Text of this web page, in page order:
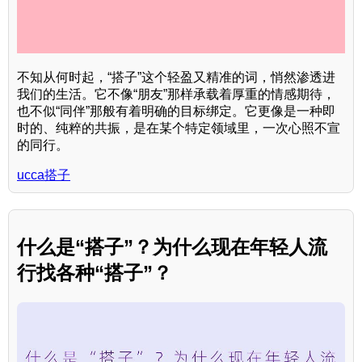
不知从何时起，“搭子”这个轻盈又精准的词，悄然渗透进
我们的生活。它不像“朋友”那样承载着厚重的情感期待，
也不似“同伴”那般有着明确的目标绑定。它更像是一种即
时的、纯粹的共振，是在某个特定领域里，一次心照不宣
的同行。
ucca搭子
什么是“搭子”？为什么现在年轻人流
行找各种“搭子”？